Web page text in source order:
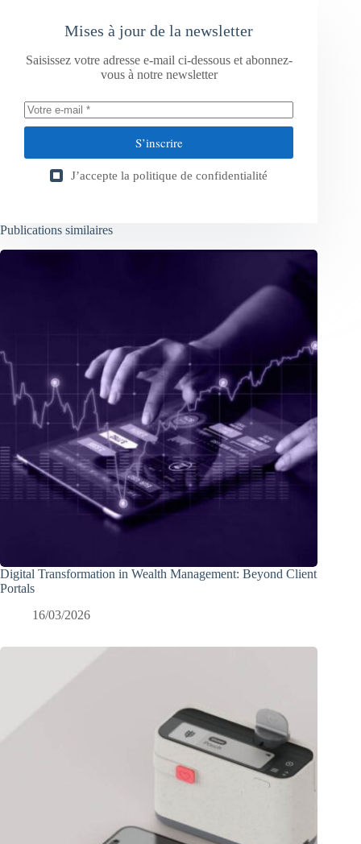
Mises à jour de la newsletter
Saisissez votre adresse e-mail ci-dessous et abonnez-
vous à notre newsletter
S’inscrire
J’accepte la politique de confidentialité
Publications similaires
Digital Transformation in Wealth Management: Beyond Client
Portals
16/03/2026